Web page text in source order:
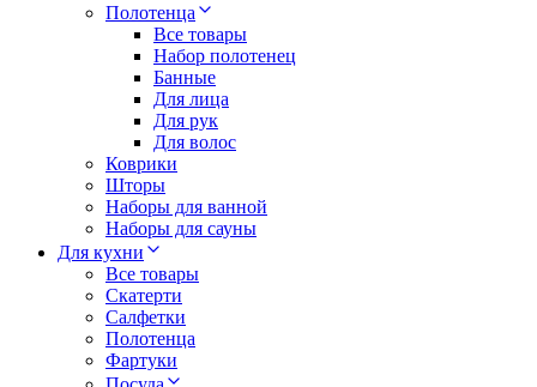
Полотенца
Все товары
Набор полотенец
Банные
Для лица
Для рук
Для волос
Коврики
Шторы
Наборы для ванной
Наборы для сауны
Для кухни
Все товары
Скатерти
Салфетки
Полотенца
Фартуки